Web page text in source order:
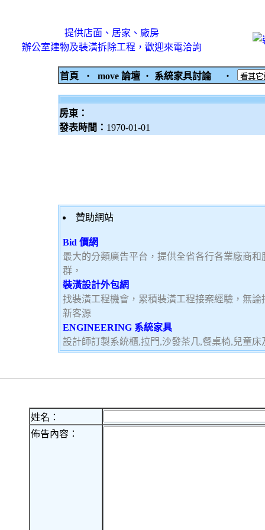
提供店面、居家、廠房
辦公室建物及裝潢拆除工程，歡迎來電洽詢
首頁 ‧ move 論壇 ‧ 系統家具討論 ‧
房東：
發表時間： 1970-01-01
贊助網站
Bid 價網
最大的分類廣告平台，提供全省各行各業廠商
群，
裝潢設計外包網
找裝潢工程機會，累積裝潢工程接案經驗，無
新客源
ENGINEERING 系統家具
設計師訂製系統櫃,拉門,沙發茶几,餐桌椅,兒童
姓名：
佈告內容：